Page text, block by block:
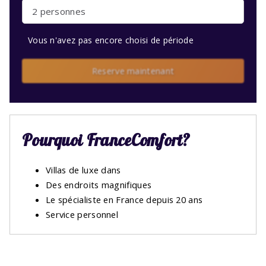
2 personnes
Vous n'avez pas encore choisi de période
Reserve maintenant
Pourquoi FranceComfort?
Villas de luxe dans
Des endroits magnifiques
Le spécialiste en France depuis 20 ans
Service personnel